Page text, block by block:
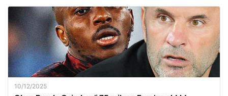
10/12/2025